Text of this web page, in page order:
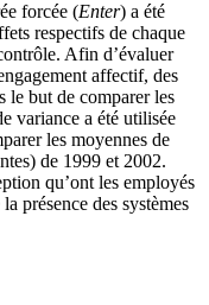
forcée (Enter) a été
respectifs de chaque
Afin d’évaluer
affectif, des
le but de comparer les
variance a été utilisée
les moyennes de
de 1999 et 2002.
qu’ont les employés
présence des systèmes